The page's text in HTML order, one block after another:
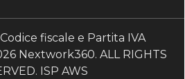
fiscale e Partita IVA
Nextwork360. ALL RIGHTS
ISP AWS